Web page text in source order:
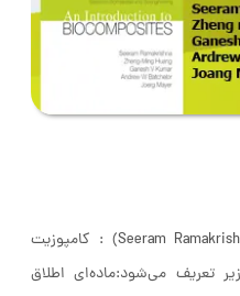
مقدمه ای بر بیوکامپوزیت ها (Seeram Ramakrishna) : کامپوزیت
تعریف می‌شود:ماده‌ای اطلاق